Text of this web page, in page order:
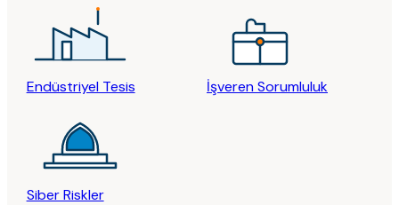
Endüstriyel Tesis İşveren Sorumluluk
Siber Riskler